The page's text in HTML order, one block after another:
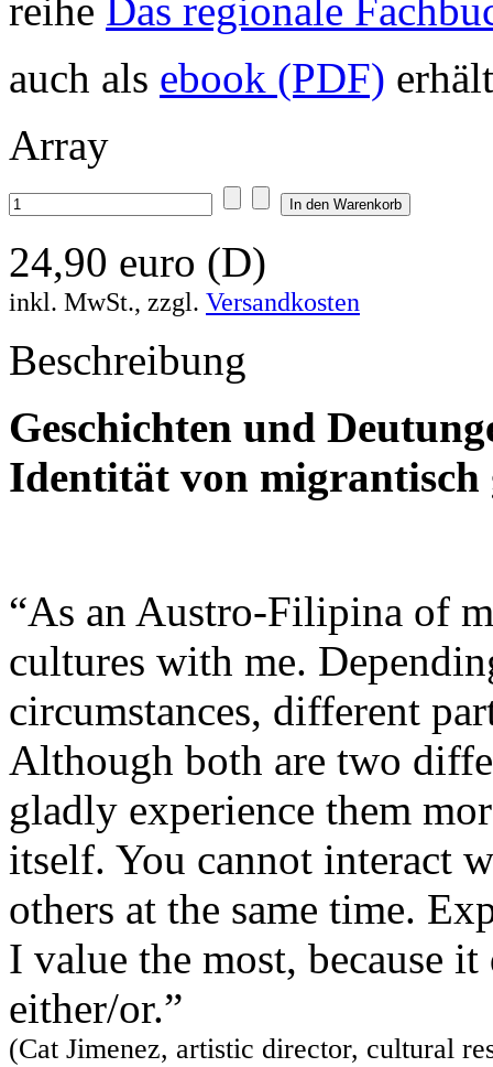
reihe Das regionale
auch als ebook (PDF)
Array
24,90 euro (D)
inkl. MwSt., zzgl. Versandkosten
Beschreibung
Geschichten und
Identität von migrantisch
“As an Austro-Filipina of
cultures with me.
circumstances, different
Although both are two
gladly experience them
itself. You cannot interact
others at the same time.
I value the most, because
either/or.”
(Cat Jimenez, artistic director, cultural